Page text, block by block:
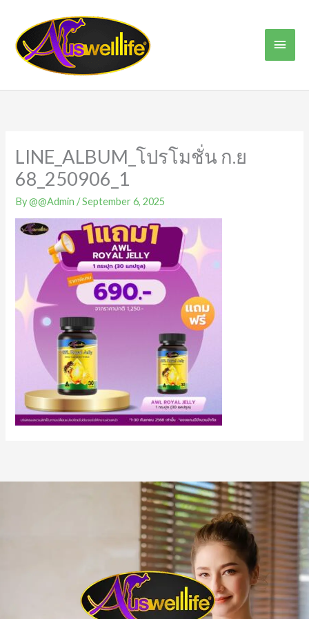
content
LINE_ALBUM_โปรโมชั่น ก.ย
68_250906_1
By@@Admin /September 6, 2025